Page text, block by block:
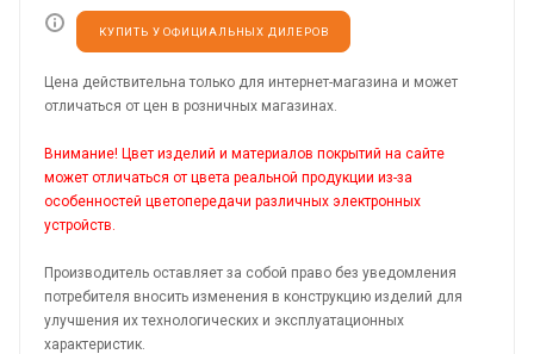
КУПИТЬ У ОФИЦИАЛЬНЫХ ДИЛЕРОВ
Цена действительна только для интернет-магазина и может
отличаться от цен в розничных магазинах.
Внимание! Цвет изделий и материалов покрытий на сайте
может отличаться от цвета реальной продукции из-за
особенностей цветопередачи различных электронных
устройств.
Производитель оставляет за собой право без уведомления
потребителя вносить изменения в конструкцию изделий для
улучшения их технологических и эксплуатационных
характеристик.